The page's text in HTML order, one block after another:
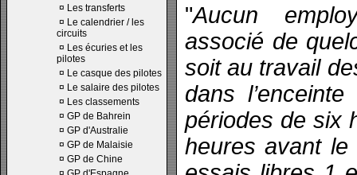
¤ Les transferts
¤ Le calendrier / les
circuits
¤ Les écuries et les
pilotes
¤ Le casque des pilotes
¤ Le salaire des pilotes
¤ Les classements
¤ GP de Bahrein
¤ GP d'Australie
¤ GP de Malaisie
¤ GP de Chine
"Aucun
associé de
soit au travail
dans
périodes de six
heures avant le